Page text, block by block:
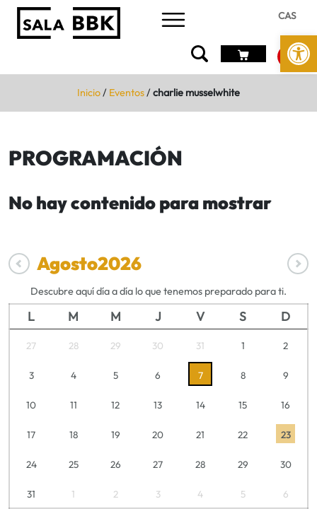
Abrir
CAS
Inicio/ Eventos/charlie musselwhite
PROGRAMACIÓN
No hay contenido para mostrar
Agosto2026
Descubre aquí día a día lo que tenemos preparado para ti.
L M M J V S D
27 28 29 30 31 1 2
3 4 5 6 7 8 9
10 11 12 13 14 15 16
17 18 19 20 21 22 23
24 25 26 27 28 29 30
31 1 2 3 4 5 6